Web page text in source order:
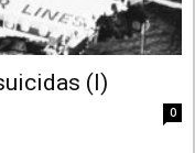
(I)
0